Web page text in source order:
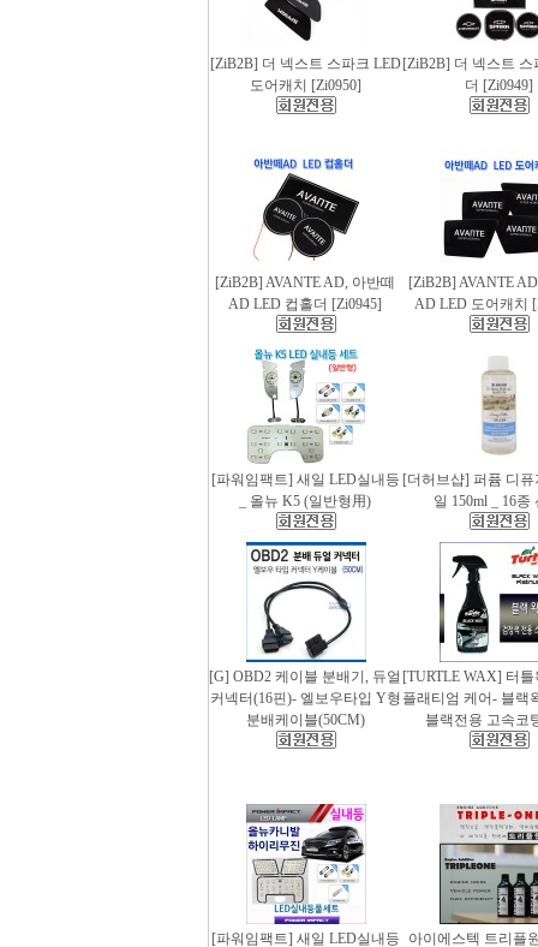
[ZiB2B] 더 넥스트 스파크 LED
도어캐치 [Zi0950]
[ZiB2B] 더 넥스트 스
더 [Zi0949]
[ZiB2B] AVANTE AD, 아반떼
AD LED 컵홀더 [Zi0945]
[ZiB2B] AVANTE
AD LED 도어캐치
[파워임팩트] 새일 LED실내등
_ 올뉴 K5 (일반형用)
[더허브샵] 퍼퓸 디
일 150ml _ 16종
[G] OBD2 케이블 분배기, 듀얼
커넥터(16핀)- 엘보우타입 Y형
분배케이블(50CM)
[TURTLE WAX] 터
플래티엄 케어- 블랙
블랙전용 고속코
[파워임팩트] 새일 LED실내등 아이에스텍 트리플